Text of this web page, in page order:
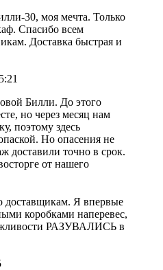
30, моя мечта. Только
Спасибо всем
Доставка быстрая и
Билли. До этого
но через месяц нам
поэтому здесь
Но опасения не
доставили точно в срок.
от нашего
доставщикам. Я впервые
коробками наперевес,
РАЗУВАЛИСЬ в